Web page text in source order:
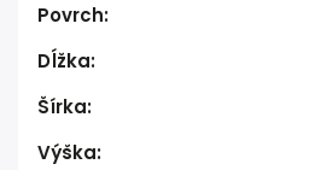
Povrch:
Dĺžka:
Šírka:
Výška: